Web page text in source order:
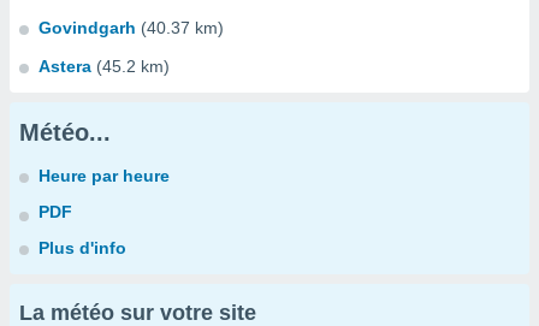
Govindgarh (40.37 km)
Astera (45.2 km)
Météo...
Heure par heure
PDF
Plus d'info
La météo sur votre site